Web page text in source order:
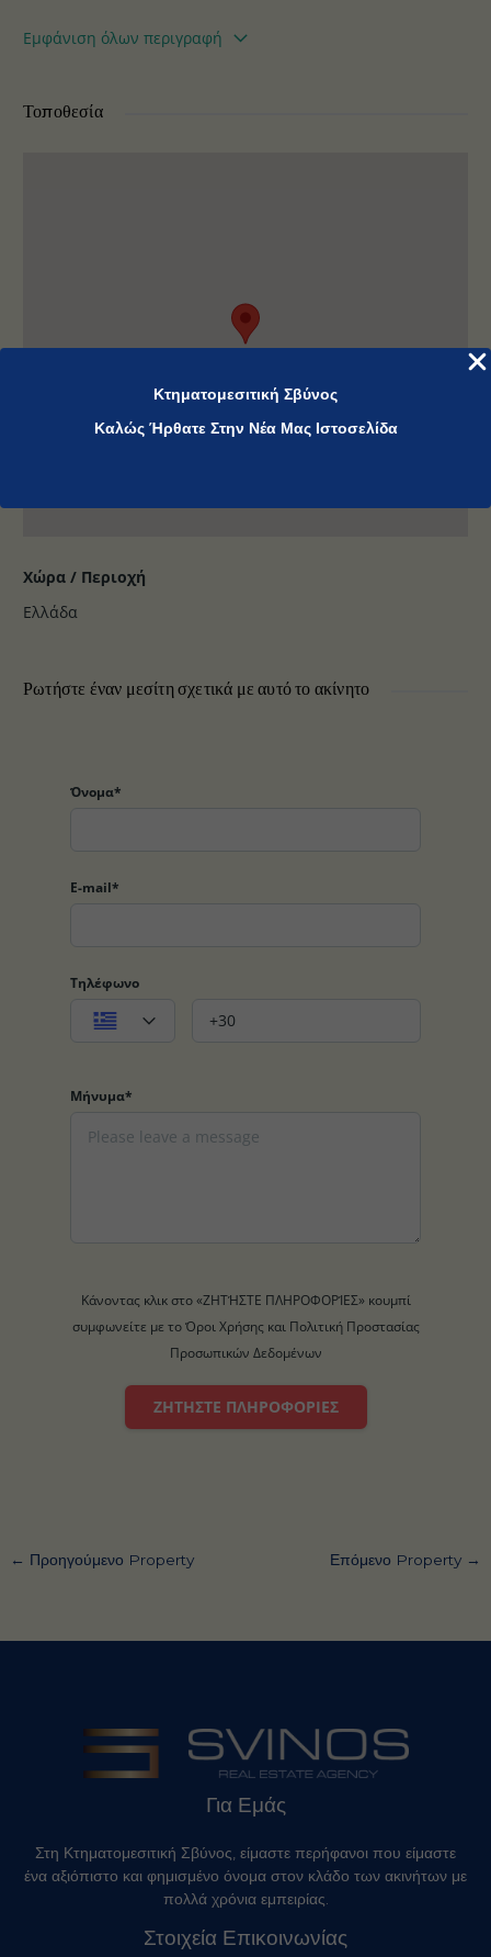
Κτηματομεσιτική Σβύνος
Καλώς Ήρθατε Στην Νέα Μας Ιστοσελίδα
Αποτελείται από ένα Ισόγειο Κατάστημα 299 τμ. Υπόγειο
308 τμ. δυο χωροι με βιοτεχνική χρήση, και Α όροφος 172
επαρχιακής οδού Κω και εμπίπτει στη ζώνη 6 της ΖΟΕ του
δήμου Κω, Βιοτεχνική ζώνη και εντός ΓΠΣ Κω.
Εμφάνιση όλων περιγραφή
Τοποθεσία
Χώρα / Περιοχή
Ελλάδα
Ρωτήστε έναν μεσίτη σχετικά με αυτό το ακίνητο
Όνομα*
E-mail*
Τηλέφωνο
Μήνυμα*
Κάνοντας κλικ στο «ΖΗΤΉΣΤΕ ΠΛΗΡΟΦΟΡΊΕΣ» κουμπί
συμφωνείτε με το Όροι Χρήσης και Πολιτική Προστασίας
Προσωπικών Δεδομένων
ΖΗΤΉΣΤΕ ΠΛΗΡΟΦΟΡΊΕΣ
← Προηγούμενο Property Επόμενο Property →
Για Εμάς
Στη Κτηματομεσιτική Σβύνος, είμαστε περήφανοι που είμαστε
ένα αξιόπιστο και φημισμένο όνομα στον κλάδο των ακινήτων με
πολλά χρόνια εμπειρίας.
Στοιχεία Επικοινωνίας